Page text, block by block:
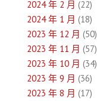
2024 年 2 月 (22)
2024 年 1 月 (18)
2023 年 12 月 (50)
2023 年 11 月 (57)
2023 年 10 月 (34)
2023 年 9 月 (36)
2023 年 8 月 (17)